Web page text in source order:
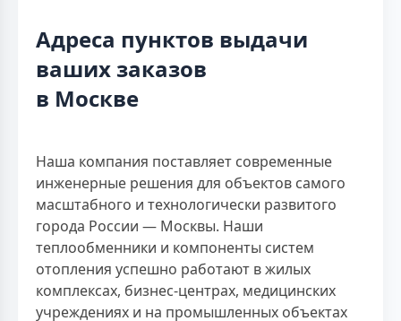
Адреса пунктов выдачи
ваших заказов
в Москве
Наша компания поставляет современные
инженерные решения для объектов самого
масштабного и технологически развитого
города России — Москвы. Наши
теплообменники и компоненты систем
отопления успешно работают в жилых
комплексах, бизнес-центрах, медицинских
учреждениях и на промышленных объектах